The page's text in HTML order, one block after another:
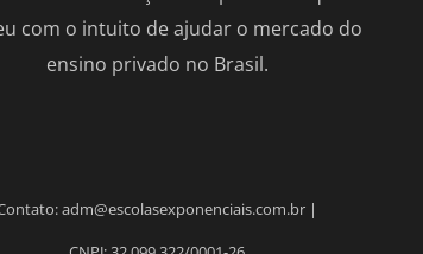
com o intuito de ajudar o mercado do
ensino privado no Brasil.
adm@escolasexponenciais.com.br |